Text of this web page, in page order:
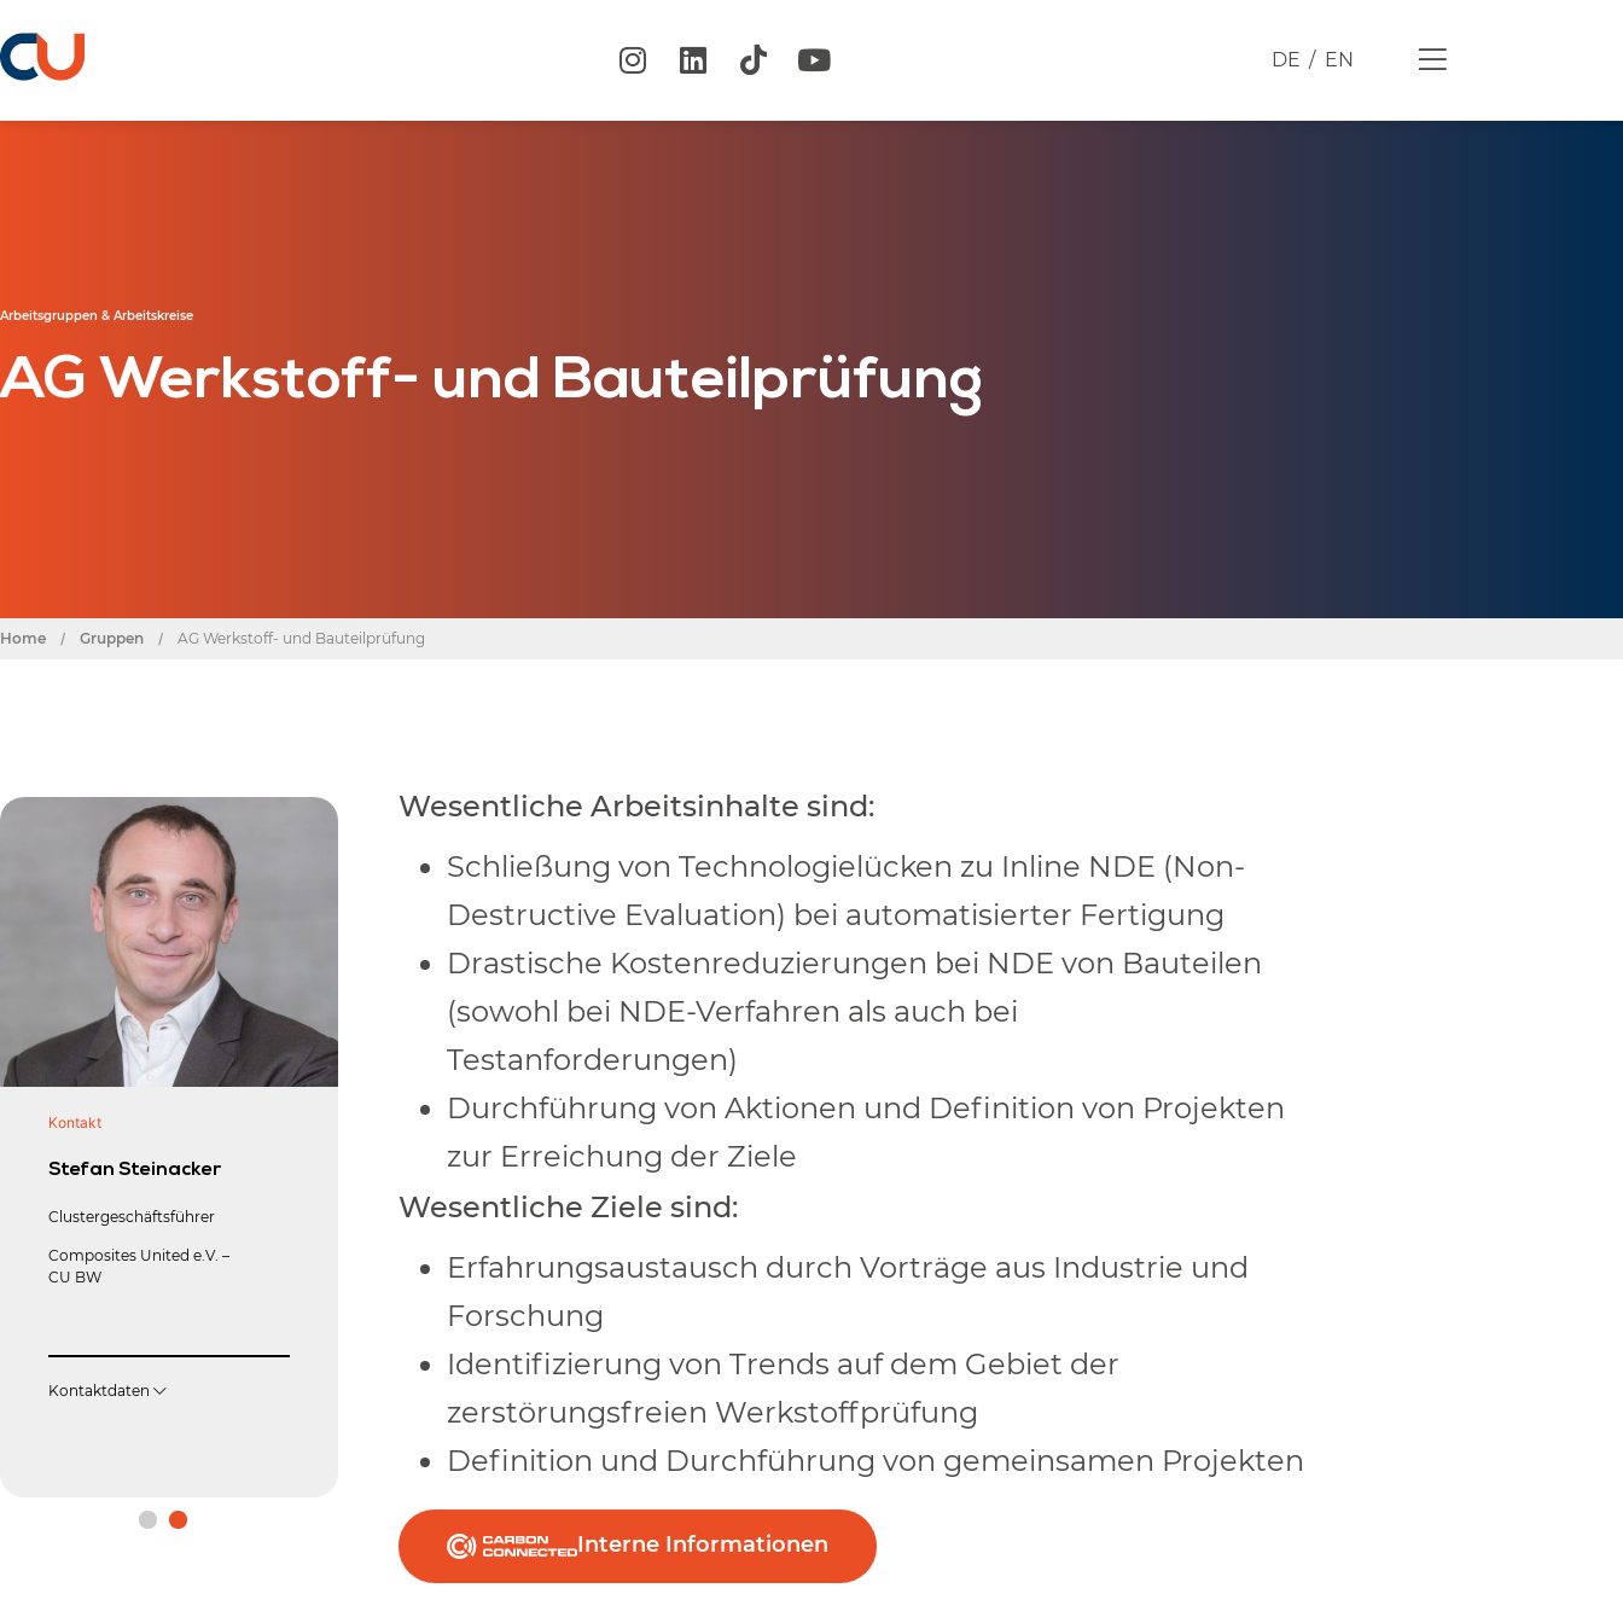
DE EN
Arbeitsgruppen & Arbeitskreise
AG Werkstoff- und Bauteilprüfung
Home / Gruppen / AG Werkstoff- und Bauteilprüfung
Kontakt
Stefan Steinacker
Clustergeschäftsführer
Composites United e.V. –
CU BW
Kontaktdaten
Arbeitsgruppenleitung
Prof. Marc Kreutzbruck
IKT, Universität Stuttgart
Kontaktdaten
Kontakt
Stefan Steinacker
Clustergeschäftsführer
Composites United e.V. –
CU BW
Wesentliche Arbeitsinhalte sind:
Schließung von Technologielücken zu Inline NDE (Non-
Destructive Evaluation) bei automatisierter Fertigung
Drastische Kostenreduzierungen bei NDE von Bauteilen
(sowohl bei NDE-Verfahren als auch bei
Testanforderungen)
Durchführung von Aktionen und Definition von Projekten
zur Erreichung der Ziele
Wesentliche Ziele sind:
Erfahrungsaustausch durch Vorträge aus Industrie und
Forschung
Identifizierung von Trends auf dem Gebiet der
zerstörungsfreien Werkstoffprüfung
Definition und Durchführung von gemeinsamen Projekten
Interne Informationen